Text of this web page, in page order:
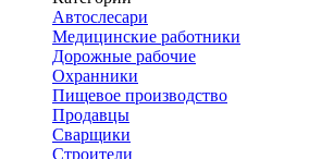
Автослесари
Медицинские работники
Дорожные рабочие
Охранники
Пищевое производство
Продавцы
Сварщики
Строители